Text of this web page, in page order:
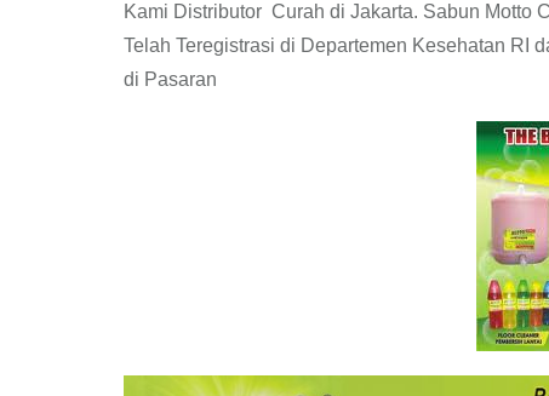
Kami Distributor Curah di Jakarta. Sabun Motto
Telah Teregistrasi di Departemen Kesehatan RI
di Pasaran